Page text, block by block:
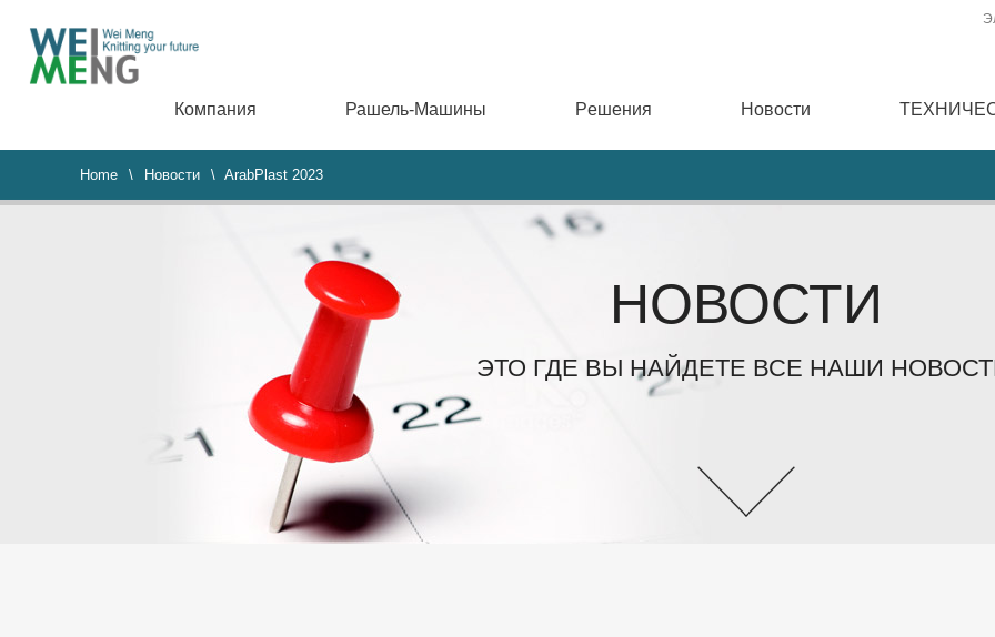
Компания Рашель-Машины Pешения Новости
Home \ Новости \ ArabPlast 2023
НОВОСТИ
ЭТО ГДЕ ВЫ НАЙДЕТЕ ВСЕ НАШИ